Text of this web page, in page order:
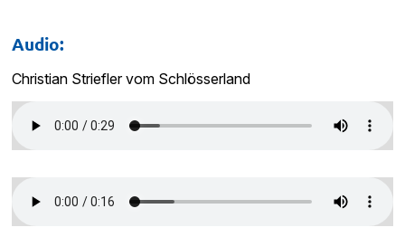
Audio:
Christian Striefler vom Schlösserland